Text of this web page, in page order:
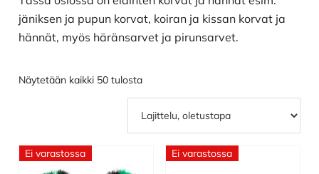
jäniksen ja pupun korvat, koiran ja kissan korvat ja
hännät, myös häränsarvet ja pirunsarvet.
Näytetään kaikki 50 tulosta
Ei varastossa Ei varastossa